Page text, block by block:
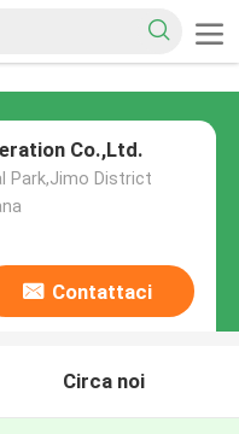
Co.,Ltd.
Park,Jimo District
Contattaci
Circa noi